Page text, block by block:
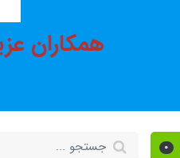
همکاران
0